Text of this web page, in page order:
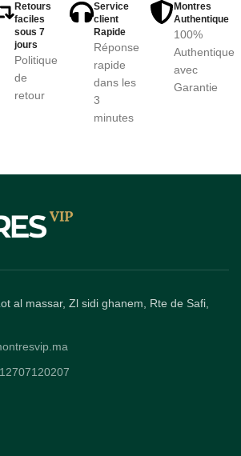
Retours
faciles
sous 7
jours
Politique
de
retour
Service
client
Rapide
Réponse
rapide
dans les
3
minutes
Montres
Authentique
100%
Authentique
avec
Garantie
al massar, Zl sidi ghanem, Rte de Safi,